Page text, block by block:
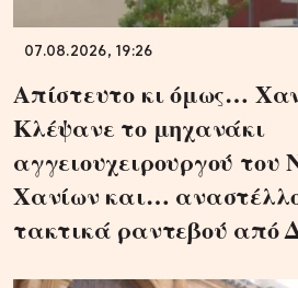
07.08.2026, 19:26
Απίστευτο κι όμως…
Κλέψανε το μηχανάκι
αγγειουχειρουργού του
Χανίων και…
τακτικά ραντεβού από